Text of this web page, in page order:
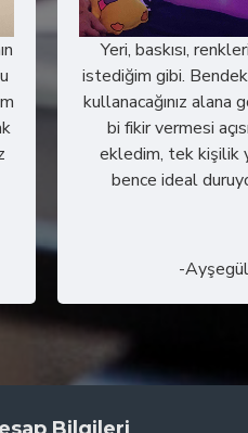
Yeri, baskısı,
istediğim gibi.
kullanacağınız alana
bi fikir vermesi
ekledim, tek kişilik
bence ideal
-